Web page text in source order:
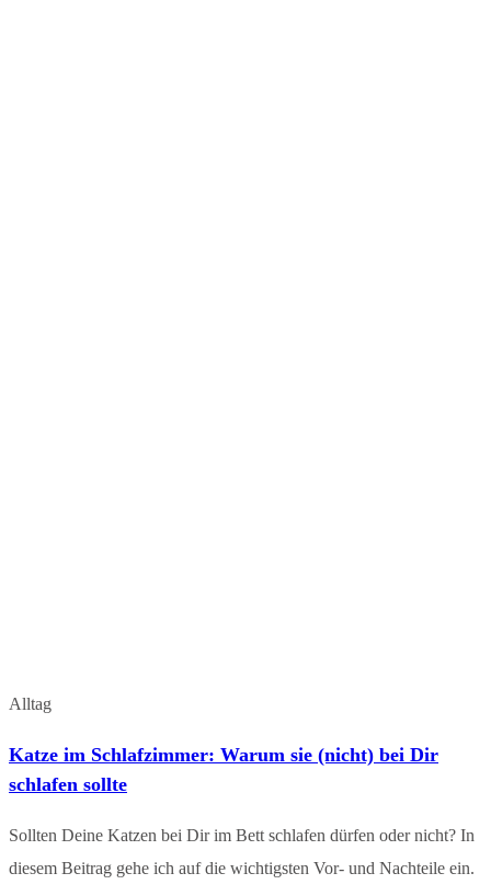
Alltag
Katze im Schlafzimmer: Warum sie (nicht) bei Dir
schlafen sollte
Sollten Deine Katzen bei Dir im Bett schlafen dürfen oder nicht? In
diesem Beitrag gehe ich auf die wichtigsten Vor- und Nachteile ein.